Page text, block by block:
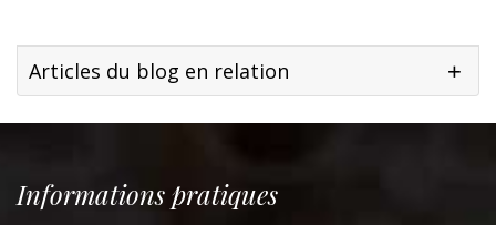
Articles du blog en relation
Informations pratiques